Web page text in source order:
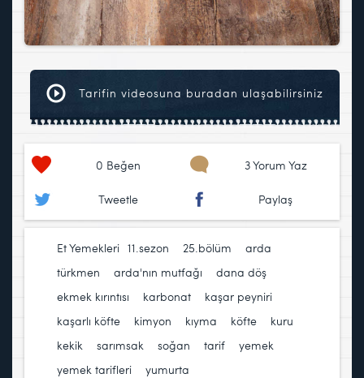
Tarifin videosuna buradan ulaşabilirsiniz
0 Beğen 3 Yorum Yaz
Tweetle Paylaş
Et Yemekleri 11.sezon 25.bölüm
arda
türkmen
arda'nın mutfağı dana döş
ekmek kırıntısı
karbonat kaşar peyniri
kaşarlı köfte
kimyon kıyma köfte
kuru
kekik
sarımsak soğan tarif yemek
yemek tarifleri
yumurta